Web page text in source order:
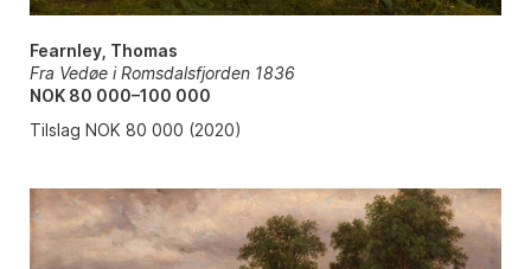
Fearnley, Thomas
Fra Vedøe i Romsdalsfjorden 1836
NOK 80 000–100 000
Tilslag NOK 80 000 (2020)